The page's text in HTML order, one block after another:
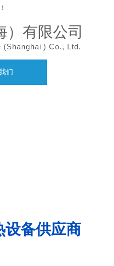
们
）有限公司
(Shanghai ) Co., Ltd.
设备供应商